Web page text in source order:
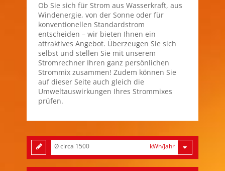
Ob Sie sich für Strom aus Wasserkraft, aus
Windenergie, von der Sonne oder für
konventionellen Standardstrom
entscheiden – wir bieten Ihnen ein
attraktives Angebot. Überzeugen Sie sich
selbst und stellen Sie mit unserem
Stromrechner Ihren ganz persönlichen
Strommix zusammen! Zudem können Sie
auf dieser Seite auch gleich die
Umweltauswirkungen Ihres Strommixes
prüfen.
Ø circa 1500 kWh/Jahr